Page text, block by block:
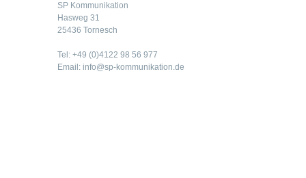
SP Kommunikation
Hasweg 31
25436 Tornesch
Tel: +49 (0)4122 98 56 977
Email: info@sp-kommunikation.de